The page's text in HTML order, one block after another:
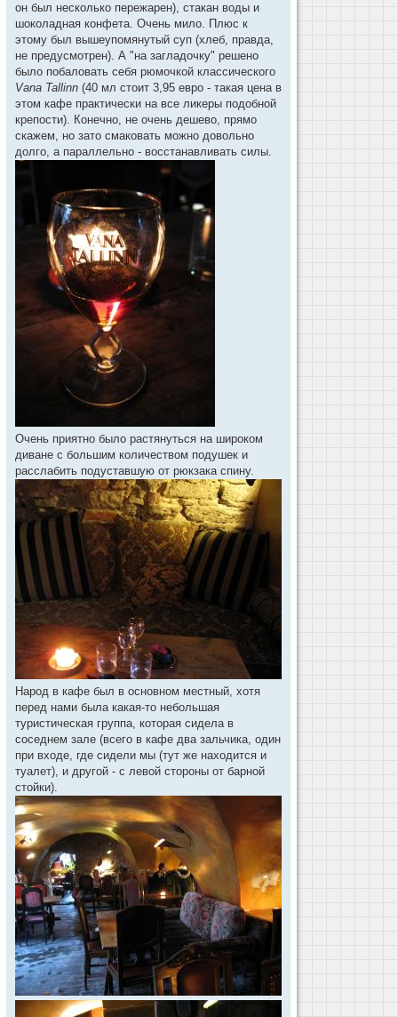
он был несколько пережарен), стакан воды и
шоколадная конфета. Очень мило. Плюс к
этому был вышеупомянутый суп (хлеб, правда,
не предусмотрен). А "на загладочку" решено
было побаловать себя рюмочкой классического
Vana Tallinn (40 мл стоит 3,95 евро - такая цена в
этом кафе практически на все ликеры подобной
крепости). Конечно, не очень дешево, прямо
скажем, но зато смаковать можно довольно
долго, а параллельно - восстанавливать силы.
Очень приятно было растянуться на широком
диване с большим количеством подушек и
расслабить подуставшую от рюкзака спину.
Народ в кафе был в основном местный, хотя
перед нами была какая-то небольшая
туристическая группа, которая сидела в
соседнем зале (всего в кафе два зальчика, один
при входе, где сидели мы (тут же находится и
туалет), и другой - с левой стороны от барной
стойки).